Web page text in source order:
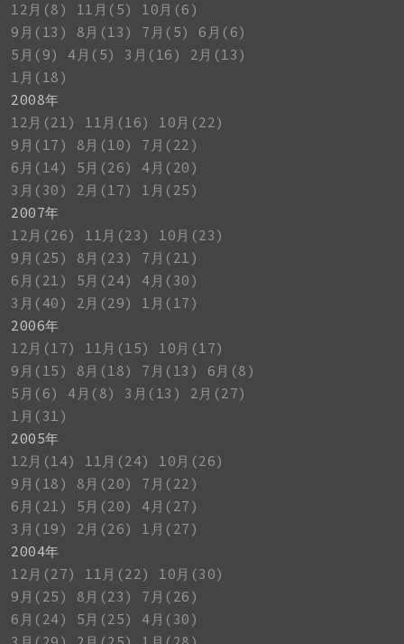
12月(8)
11月(5)
10月(6)
9月(13)
8月(13) 7月(5)
6月(6)
5月(9)
4月(5) 3月(16)
2月(13)
1月(18)
2008年
12月(21)
11月(16)
10月(22)
9月(17)
8月(10)
7月(22)
6月(14)
5月(26)
4月(20)
3月(30)
2月(17)
1月(25)
2007年
12月(26)
11月(23)
10月(23)
9月(25)
8月(23)
7月(21)
6月(21)
5月(24)
4月(30)
3月(40)
2月(29)
1月(17)
2006年
12月(17)
11月(15)
10月(17)
9月(15)
8月(18) 7月(13)
6月(8)
5月(6)
4月(8) 3月(13)
2月(27)
1月(31)
2005年
12月(14)
11月(24)
10月(26)
9月(18)
8月(20)
7月(22)
6月(21)
5月(20)
4月(27)
3月(19)
2月(26)
1月(27)
2004年
12月(27)
11月(22)
10月(30)
9月(25)
8月(23)
7月(26)
6月(24)
5月(25)
4月(30)